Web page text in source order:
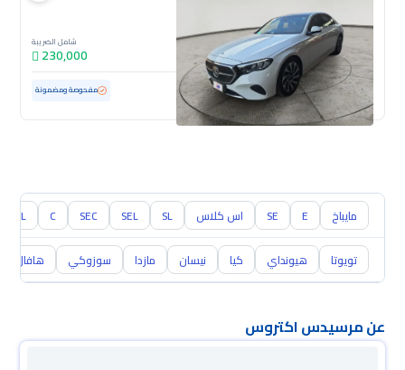
شامل الضريبة
230,000
مستعملة 20,860 كم ممشى قليل مفحوصة ومضمونة
مايباخ E
SE اس كلاس SL
SEL
SEC
C
CL
تويوتا هيونداي كيا نيسان مازدا سوزوكي هافال
عن مرسيدس اكتروس